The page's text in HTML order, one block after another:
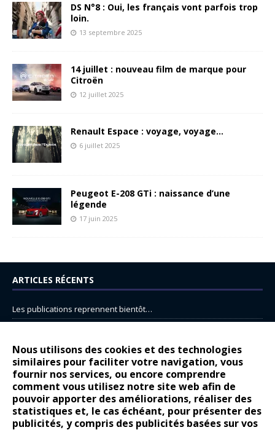
Nous utilisons des cookies et des technologies
similaires pour faciliter votre navigation, vous
fournir nos services, ou encore comprendre
comment vous utilisez notre site web afin de
pouvoir apporter des améliorations, réaliser des
statistiques et, le cas échéant, pour présenter des
publicités, y compris des publicités basées sur vos
DS N°8 : Oui, les français vont parfois trop
loin.
13 septembre 2025
14 juillet : nouveau film de marque pour
Citroën
12 juillet 2025
Renault Espace : voyage, voyage…
6 juillet 2025
Peugeot E-208 GTi : naissance d’une
légende
17 juin 2025
ARTICLES RÉCENTS
Les publications reprennent bientôt…
14 juillet : nouveau film de marque pour Citroën
Renault Espace : voyage, voyage…
Peugeot E-208 GTi : naissance d’une légende
COMMENTAIRES RÉCENTS